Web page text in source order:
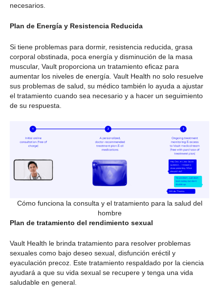
necesarios.
Plan de Energía y Resistencia Reducida
Si tiene problemas para dormir, resistencia reducida, grasa
corporal obstinada, poca energía y disminución de la masa
muscular, Vault proporciona un tratamiento eficaz para
aumentar los niveles de energía. Vault Health no solo resuelve
sus problemas de salud, su médico también lo ayuda a ajustar
el tratamiento cuando sea necesario y a hacer un seguimiento
de su respuesta.
Cómo funciona la consulta y el tratamiento para la salud del
hombre
Plan de tratamiento del rendimiento sexual
Vault Health le brinda tratamiento para resolver problemas
sexuales como bajo deseo sexual, disfunción eréctil y
eyaculación precoz. Este tratamiento respaldado por la ciencia
ayudará a que su vida sexual se recupere y tenga una vida
saludable en general.